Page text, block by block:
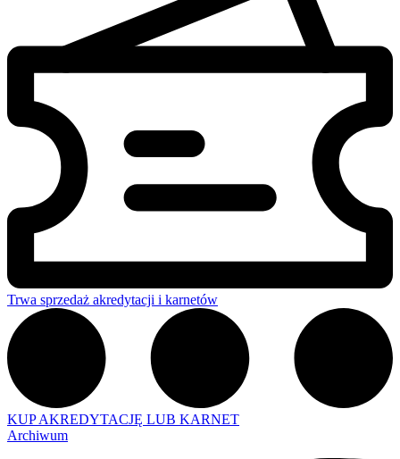
Trwa sprzedaż akredytacji i karnetów
KUP AKREDYTACJĘ LUB KARNET
Archiwum